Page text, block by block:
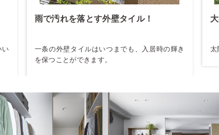
い
雨で汚れを落とす外壁タイル！
一条の外壁タイルはいつまでも、入居時の輝き
を保つことができます。
太